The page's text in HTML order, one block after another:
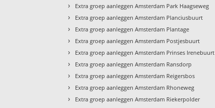
› Extra groep aanleggen Amsterdam Park Haagseweg
› Extra groep aanleggen Amsterdam Planciusbuurt
› Extra groep aanleggen Amsterdam Plantage
› Extra groep aanleggen Amsterdam Postjesbuurt
› Extra groep aanleggen Amsterdam Prinses Irenebuurt
› Extra groep aanleggen Amsterdam Ransdorp
› Extra groep aanleggen Amsterdam Reigersbos
› Extra groep aanleggen Amsterdam Rhoneweg
› Extra groep aanleggen Amsterdam Riekerpolder